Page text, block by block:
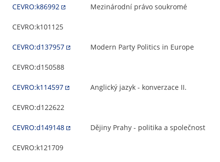
CEVRO:k86992 Mezinárodní právo soukromé
CEVRO:k101125
CEVRO:d137957 Modern Party Politics in Europe
CEVRO:d150588
CEVRO:k114597 Anglický jazyk - konverzace II.
CEVRO:d122622
CEVRO:d149148 Dějiny Prahy - politika a společnost
CEVRO:k121709